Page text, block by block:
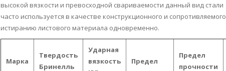
высокой вязкости и превосходной свариваемости данный вид стали
часто используется в качестве конструкционного и сопротивляемого
истиранию листового материала одновременно.
Марка
Твердость
Бринелль
Ударная
вязкость
Предел
Предел
прочности